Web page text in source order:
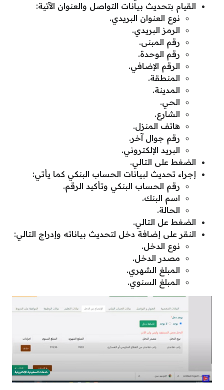
القيام بتحديث بيانات التواصل والعنوان الآتية:
نوع العنوان البريدي.
الرمز البريدي.
رقم المبنى.
رقم الوحدة.
الرقم الإضافي.
المنطقة.
المدينة.
الحي.
الشارع.
هاتف المنزل.
رقم جوال آخر.
البريد الإلكتروني.
الضغط على التالي.
إجراء تحديث لبيانات الحساب البنكي كما يأتي:
رقم الحساب البنكي وتأكيد الرقم.
اسم البنك.
الحالة.
الضغط عل التالي.
النقر على إضافة دخل لتحديث بياناته وإدراج التالي:
نوع الدخل.
مصدر الدخل.
المبلغ الشهري.
المبلغ السنوي.